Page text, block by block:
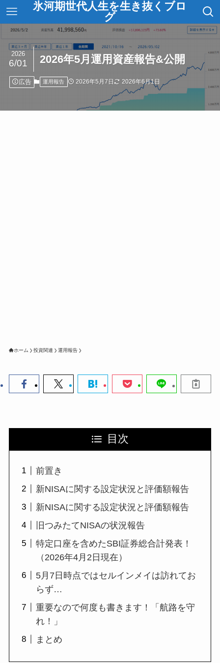
氷河期世代人生を生き抜くブロ
グ
2026年5月運用資産報告&公開
2026
6/01
広告 運用報告 2026年5月7日 2026年6月1日
ホーム 投資関連 運用報告
目次
前置き
新NISAに関する設定状況と評価額報告
新NISAに関する設定状況と評価額報告
旧つみたてNISAの状況報告
特定口座を含めたSBI証券総合計発表！
（2026年4月2日現在）
5月7日時点ではセルインメイは訪れてお
らず…
重要なので何度も書きます！「航路を守
れ！」
まとめ